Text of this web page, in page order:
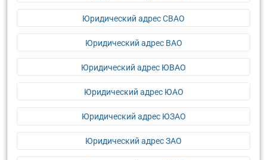
Юридический адрес СВАО
Юридический адрес ВАО
Юридический адрес ЮВАО
Юридический адрес ЮАО
Юридический адрес ЮЗАО
Юридический адрес ЗАО